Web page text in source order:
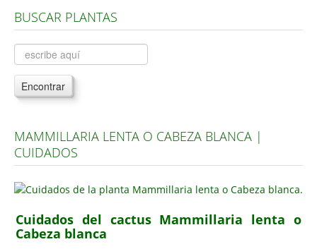
Árboles, Cicas y Palmeras de la G a la Z
Plantas Anuales y Perennes
Plantas Bulbosas y Acuáticas
Plantas de Interior
Plantas Aromáticas y de Huerto
Plantas Carnívoras y Orquídeas
Consejos
Hemisferio Norte
Hemisferio Sur
BUSCAR PLANTAS
Encontrar
MAMMILLARIA LENTA O CABEZA BLANCA |
CUIDADOS
Cuidados del cactus Mammillaria lenta o
Cabeza blanca